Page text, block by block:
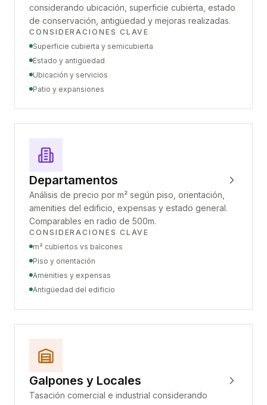
considerando ubicación, superficie cubierta, estado
de conservación, antigüedad y mejoras realizadas.
CONSIDERACIONES CLAVE
Superficie cubierta y semicubierta
Estado y antigüedad
Ubicación y servicios
Patio y expansiones
Departamentos
Análisis de precio por m² según piso, orientación,
amenities del edificio, expensas y estado general.
Comparables en radio de 500m.
CONSIDERACIONES CLAVE
m² cubiertos vs balcones
Piso y orientación
Amenities y expensas
Antigüedad del edificio
Galpones y Locales
Tasación comercial e industrial considerando